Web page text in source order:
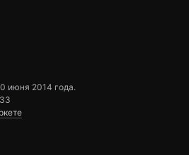
июня 2014 года.